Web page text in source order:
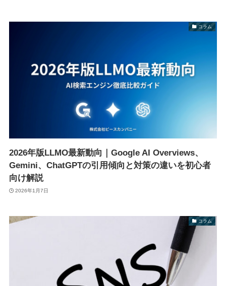
コラム
2026年版LLMO最新動向｜Google AI Overviews、
Gemini、ChatGPTの引用傾向と対策の違いを初心者
向け解説
2026年1月7日
コラム